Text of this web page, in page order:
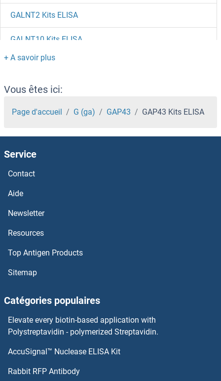
GALNT2 Kits ELISA
GALNT10 Kits ELISA
GALNS Kits ELISA
GALM Kits ELISA
GALK2 Kits ELISA
GALK1 Kits ELISA
Galectin 3 Kits ELISA
GALE Kits ELISA
Galanin Receptor 1 Kits ELISA
Galanin Kits ELISA
GAL4 Kits ELISA
GAL Kits ELISA
GAK Kits ELISA
Vous êtes ici:
Page d'accueil G (ga) GAP43 GAP43 Kits ELISA
Service
Contact
Aide
Newsletter
Resources
Top Antigen Products
Sitemap
Catégories populaires
Elevate every biotin-based application with
Polystreptavidin - polymerized Streptavidin.
AccuSignal™ Nuclease ELISA Kit
Rabbit RFP Antibody